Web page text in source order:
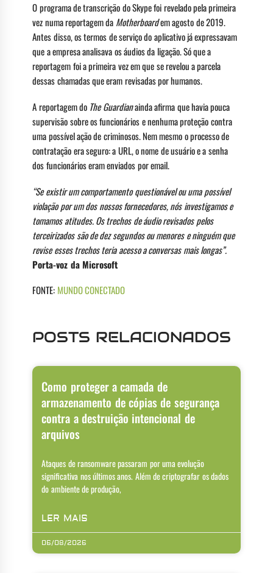
O programa de transcrição do Skype foi revelado pela primeira
vez numa reportagem da Motherboardem agosto de 2019.
Antes disso, os termos de serviço do aplicativo já expressavam
que a empresa analisava os áudios da ligação. Só que a
reportagem foi a primeira vez em que se revelou a parcela
dessas chamadas que eram revisadas por humanos.
A reportagem do The Guardianainda afirma que havia pouca
supervisão sobre os funcionários e nenhuma proteção contra
uma possível ação de criminosos. Nem mesmo o processo de
contratação era seguro: a URL, o nome de usuário e a senha
dos funcionários eram enviados por email.
“Se existir um comportamento questionável ou uma possível
violação por um dos nossos fornecedores, nós investigamos e
tomamos atitudes. Os trechos de áudio revisados pelos
terceirizados são de dez segundos ou menores e ninguém que
revise esses trechos teria acesso a conversas mais longas”.
Porta-voz da Microsoft
FONTE: MUNDO CONECTADO
POSTS RELACIONADOS
Como proteger a camada de
armazenamento de cópias de segurança
contra a destruição intencional de
arquivos
Ataques de ransomware passaram por uma evolução
significativa nos últimos anos. Além de criptografar os dados
do ambiente de produção,
LER MAIS
06/08/2026